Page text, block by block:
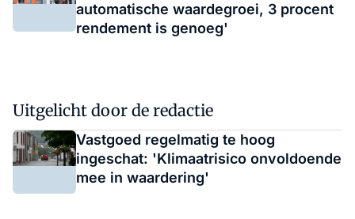
automatische waardegroei, 3 procent
rendement is genoeg'
Uitgelicht door de redactie
Vastgoed regelmatig te hoog
ingeschat: 'Klimaatrisico onvoldoende
mee in waardering'